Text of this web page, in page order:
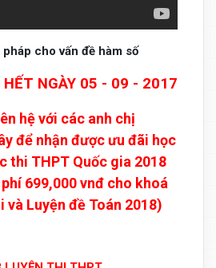
cho vấn đề hàm số
HẾT NGÀY 05 - 09 - 2017
hệ với các anh chị
để nhận được ưu đãi học
thi THPT Quốc gia 2018
699,000 vnđ cho khoá
và Luyện đề Toán 2018)